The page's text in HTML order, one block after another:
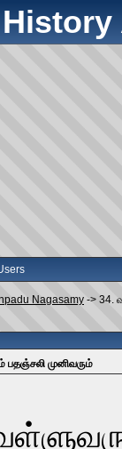
Nagasamy -> 34.
பதஞ்சலி முனிவரும்